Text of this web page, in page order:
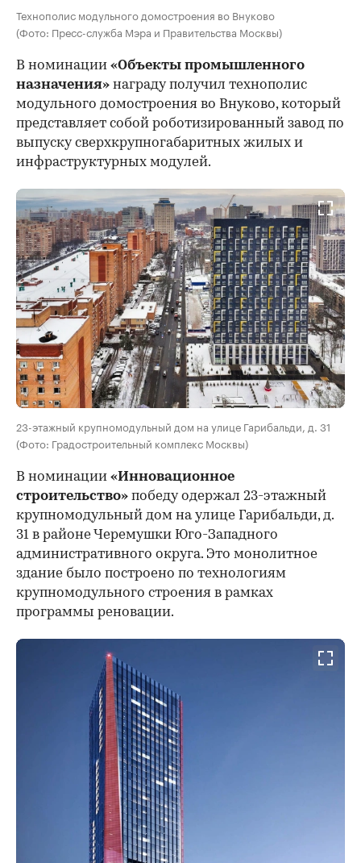
Технополис модульного домостроения во Внуково
(Фото: Пресс-служба Мэра и Правительства Москвы)
В номинации «Объекты промышленного
назначения» награду получил технополис
модульного домостроения во Внуково, который
представляет собой роботизированный завод по
выпуску сверхкрупногабаритных жилых и
инфраструктурных модулей.
23-этажный крупномодульный дом на улице Гарибальди, д. 31
(Фото: Градостроительный комплекс Москвы)
В номинации «Инновационное
строительство» победу одержал 23-этажный
крупномодульный дом на улице Гарибальди, д.
31 в районе Черемушки Юго-Западного
административного округа. Это монолитное
здание было построено по технологиям
крупномодульного строения в рамках
программы реновации.